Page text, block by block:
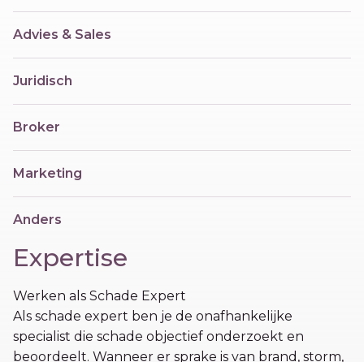
Advies & Sales
Juridisch
Broker
Marketing
Anders
Expertise
Werken als Schade Expert
Als schade expert ben je de onafhankelijke
specialist die schade objectief onderzoekt en
beoordeelt. Wanneer er sprake is van brand, storm,